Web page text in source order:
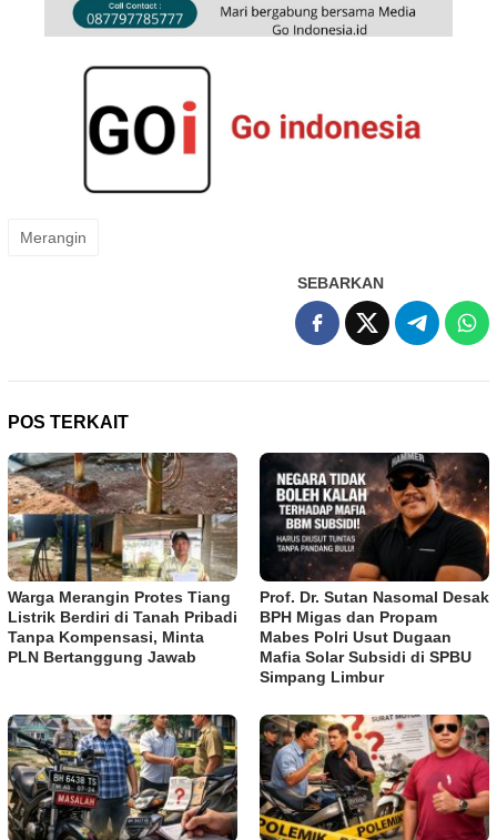
Merangin
SEBARKAN
POS TERKAIT
Warga Merangin Protes Tiang
Listrik Berdiri di Tanah Pribadi
Tanpa Kompensasi, Minta
PLN Bertanggung Jawab
Prof. Dr. Sutan Nasomal Desak
BPH Migas dan Propam
Mabes Polri Usut Dugaan
Mafia Solar Subsidi di SPBU
Simpang Limbur